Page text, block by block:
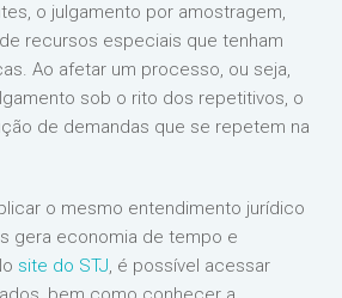
o julgamento por amostragem,
recursos especiais que tenham
Ao afetar um processo, ou seja,
sob o rito dos repetitivos, o
de demandas que se repetem na
o mesmo entendimento jurídico
gera economia de tempo e
site do STJ, é possível acessar